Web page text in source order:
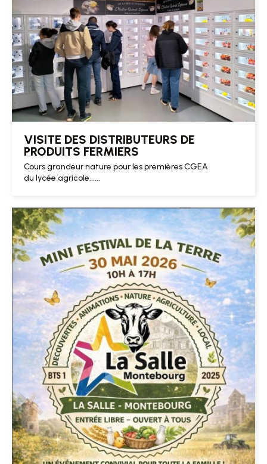
VISITE DES DISTRIBUTEURS DE
PRODUITS FERMIERS
Cours grandeur nature pour les premières CGEA
du lycée agricole......